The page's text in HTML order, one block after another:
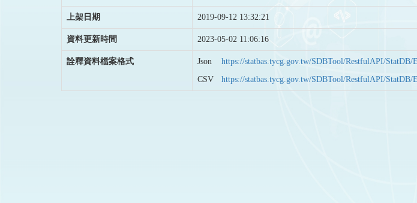
上架日期 2019-09-12 13:32:21
資料更新時間 2023-05-02 11:06:16
詮釋資料檔案格式 Json
https://statbas.tycg.gov.tw/SDBTool/RestfulAPI/
CSV
https://statbas.tycg.gov.tw/SDBTool/RestfulAPI/